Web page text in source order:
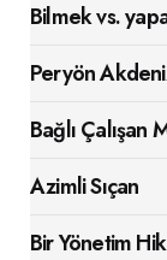
Bilmek vs.
Peryön
Bağlı Çalışan
Azimli Sıçan
Bir Yönetim